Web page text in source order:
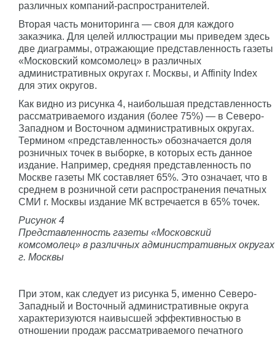
различных компаний-распространителей.
Вторая часть мониторинга — своя для каждого
заказчика. Для целей иллюстрации мы приведем здесь
две диаграммы, отражающие представленность газеты
«Московский комсомолец» в различных
административных округах г. Москвы, и Affinity Index
для этих округов.
Как видно из рисунка 4, наибольшая представленность
рассматриваемого издания (более 75%) — в Северо-
Западном и Восточном административных округах.
Термином «представленность» обозначается доля
розничных точек в выборке, в которых есть данное
издание. Например, средняя представленность по
Москве газеты МК составляет 65%. Это означает, что в
среднем в розничной сети распространения печатных
СМИ г. Москвы издание МК встречается в 65% точек.
Рисунок 4
Представленность газеты «Московский
комсомолец» в различных административных округах
г. Москвы
При этом, как следует из рисунка 5, именно Северо-
Западный и Восточный административные округа
характеризуются наивысшей эффективностью в
отношении продаж рассматриваемого печатного